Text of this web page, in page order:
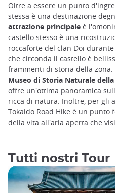
Oltre a essere un punto
stessa è una destinazione
attrazione principale è
castello stesso è una
roccaforte del clan Doi
che circonda il castello è
frammenti di storia della
Museo di Storia Naturale
offre un'ottima panoramica
ricca di natura. Inoltre, per gli
Tokaido Road Hike è un
della vita all'aria aperta che
Tutti nostri Tour